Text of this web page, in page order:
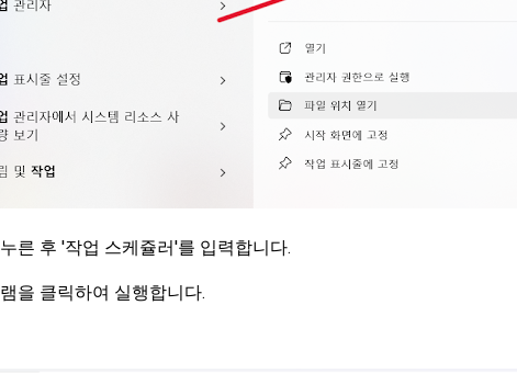
른 후 '작업 스케쥴러'를 입력합니다.
을 클릭하여 실행합니다.